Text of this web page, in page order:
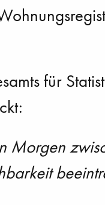
für
Morgen